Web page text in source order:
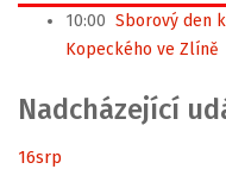
10:00 Sborový den
Kopeckého ve Zlíně
Nadcházející
16srp